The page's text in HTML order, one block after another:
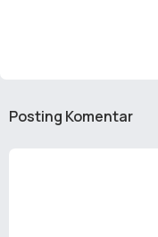
Posting Komentar